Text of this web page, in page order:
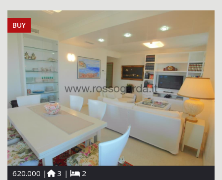
BUY
620.000 | 3 | 2